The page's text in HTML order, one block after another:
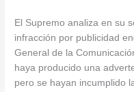
El Supremo analiza en su
infracción por publicidad
General de la
haya producido una
pero se hayan incumplido